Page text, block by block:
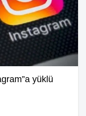
yüklü